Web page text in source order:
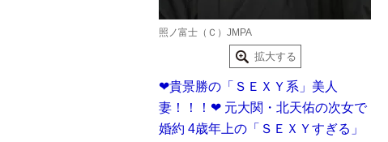
照ノ富士（Ｃ）JMPA
拡大する
❤貴景勝の「ＳＥＸＹ系」美人
妻！！！❤ 元大関・北天佑の次女で
婚約 4歳年上の「ＳＥＸＹすぎる」